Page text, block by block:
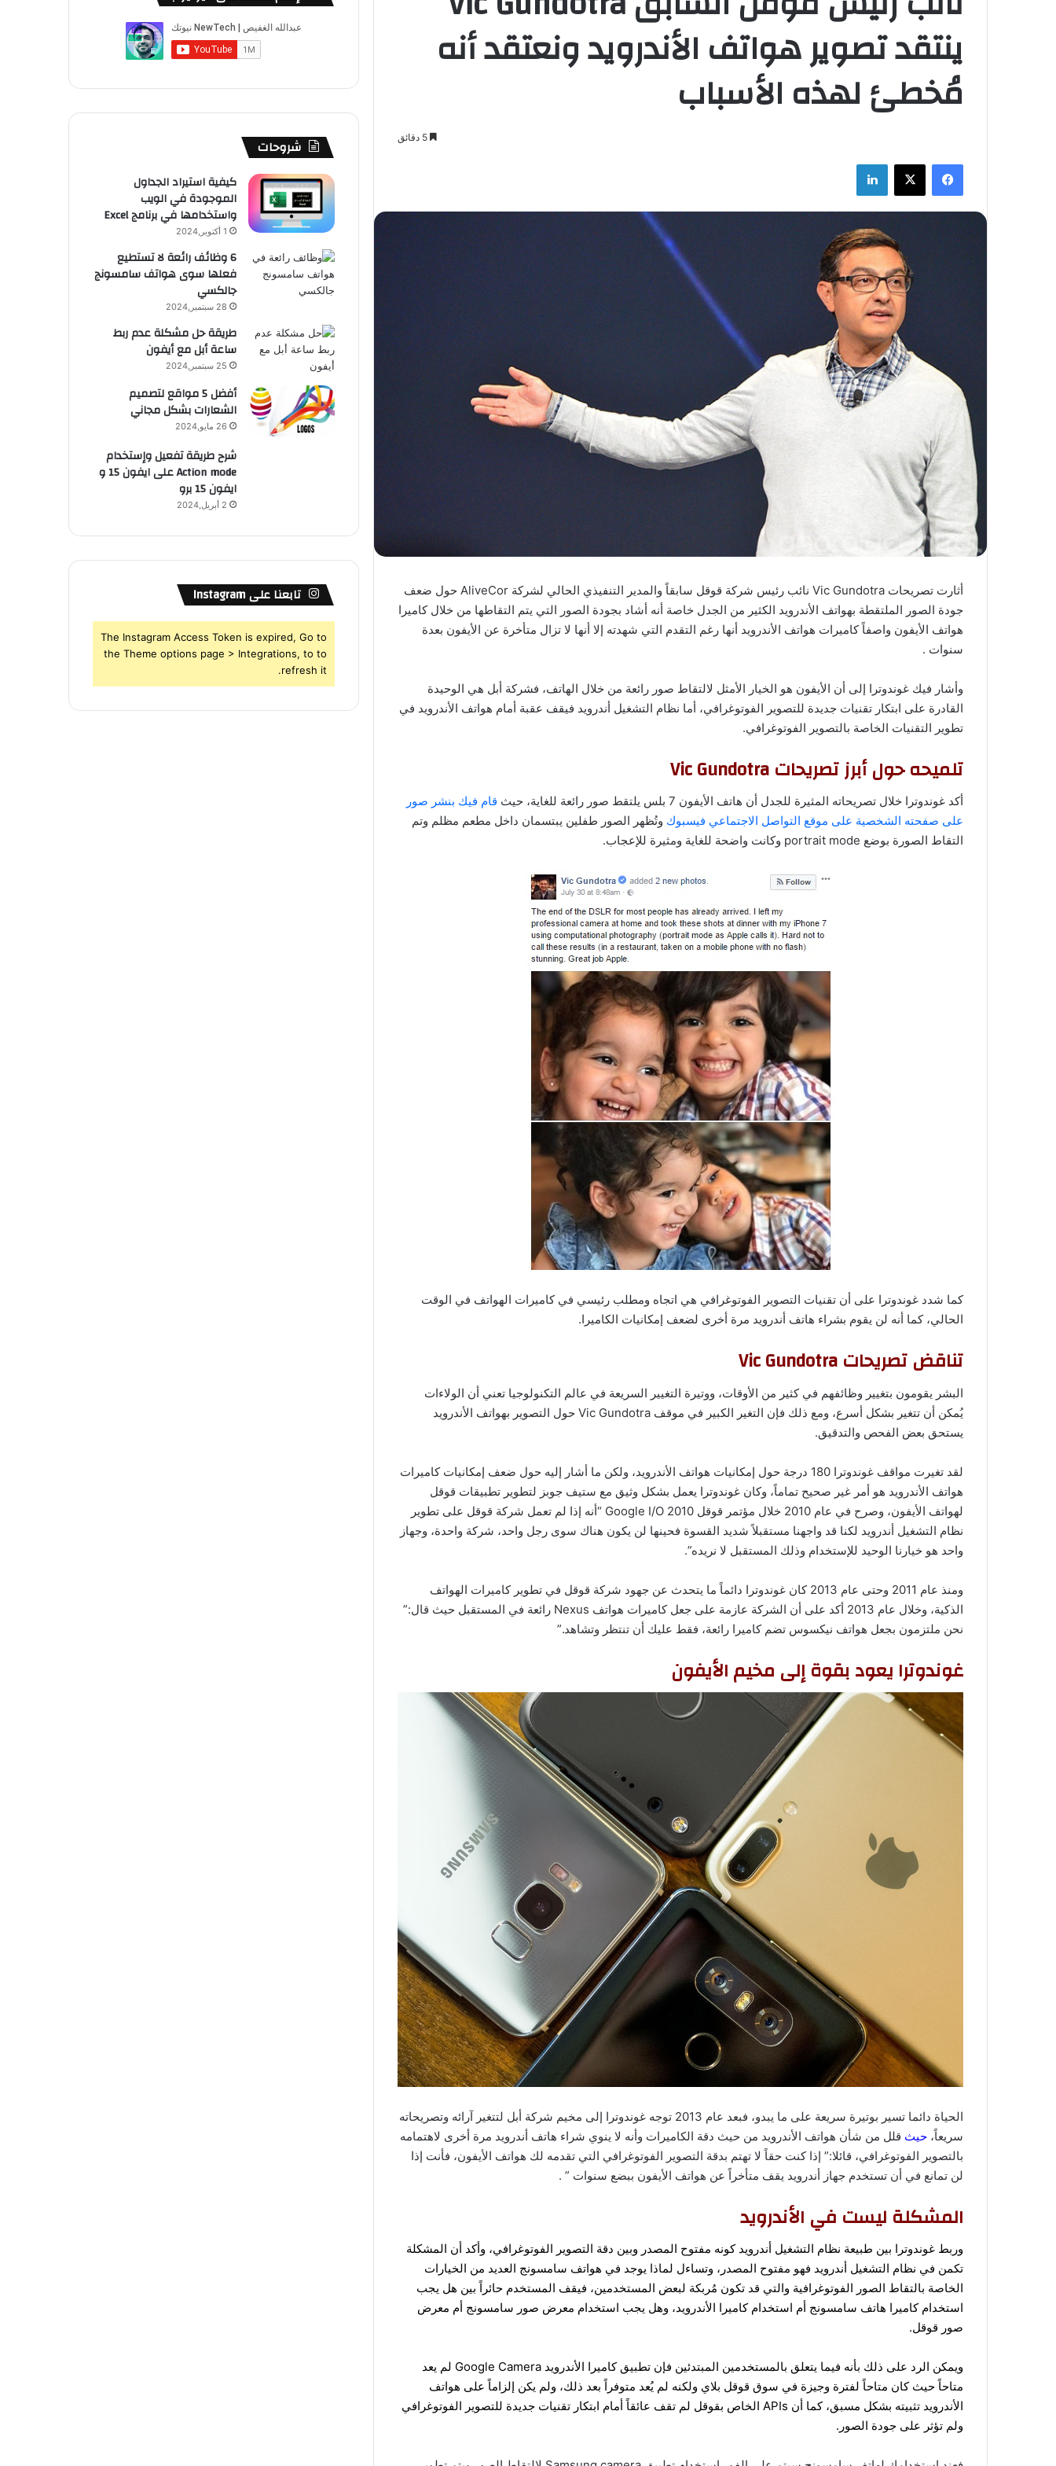
ينتقد تصوير هواتف الأندرويد ونعتقد أنه
مُخطئ لهذه الأسباب
فيسبوك
أثارت تصريحات Vic Gundotra نائب رئيس شركة قوقل سابقاً والمدير التنفيذي الحالي لشركة AliveCor حول ضعف
جودة الصور الملتقطة بهواتف الأندرويد الكثير من الجدل خاصة أنه أشاد بجودة الصور التي يتم التقاطها من خلال كاميرا
هواتف الأيفون واصفاً كاميرات هواتف الأندرويد أنها رغم التقدم التي شهدته إلا أنها لا تزال متأخرة عن الأيفون بعدة
سنوات .
وأشار فيك غوندوترا إلى أن الأيفون هو الخيار الأمثل لالتقاط صور رائعة من خلال الهاتف، فشركة أبل هي الوحيدة
القادرة على ابتكار تقنيات جديدة للتصوير الفوتوغرافي، أما نظام التشغيل أندرويد فيقف عقبة أمام هواتف الأندرويد في
تطوير التقنيات الخاصة بالتصوير الفوتوغرافي.
تلميحه حول أبرز تصريحات Vic Gundotra
أكد غوندوترا خلال تصريحاته المثيرة للجدل أن هاتف الأيفون 7 بلس يلتقط صور رائعة للغاية، حيث
قام فيك بنشر صور
على صفحته الشخصية على موقع التواصل الاجتماعي فيسبوك وتُظهر الصور طفلين يبتسمان داخل مطعم مظلم وتم
التقاط الصورة بوضع portrait mode وكانت واضحة للغاية ومثيرة للإعجاب.
كما شدد غوندوترا على أن تقنيات التصوير الفوتوغرافي هي اتجاه ومطلب رئيسي في كاميرات الهواتف في الوقت
الحالي، كما أنه لن يقوم بشراء هاتف أندرويد مرة أخرى لضعف إمكانيات الكاميرا.
تناقض تصريحات Vic Gundotra
البشر يقومون بتغيير وظائفهم في كثير من الأوقات، ووتيرة التغيير السريعة في عالم التكنولوجيا تعني أن الولاءات
يُمكن أن تتغير بشكل أسرع، ومع ذلك فإن التغير الكبير في موقف Vic Gundotra حول التصوير بهواتف الأندرويد
يستحق بعض الفحص والتدقيق.
لقد تغيرت مواقف غوندوترا 180 درجة حول إمكانيات هواتف الأندرويد، ولكن ما أشار إليه حول ضعف إمكانيات كاميرات
هواتف الأندرويد هو أمر غير صحيح تماماً، وكان غوندوترا يعمل بشكل وثيق مع ستيف جوبز لتطوير تطبيقات قوقل
لهواتف الأيفون، وصرح في عام 2010 خلال مؤتمر قوقل Google I/O 2010 “أنه إذا لم تعمل شركة قوقل على تطوير
نظام التشغيل أندرويد لكنا قد واجهنا مستقبلاً شديد القسوة فحينها لن يكون هناك سوى رجل واحد، شركة واحدة، وجهاز
واحد هو خيارنا الوحيد للإستخدام وذلك المستقبل لا نريده”.
ومنذ عام 2011 وحتى عام 2013 كان غوندوترا دائماً ما يتحدث عن جهود شركة قوقل في تطوير كاميرات الهواتف
الذكية، وخلال عام 2013 أكد على أن الشركة عازمة على جعل كاميرات هواتف Nexus رائعة في المستقبل حيث قال:”
نحن ملتزمون بجعل هواتف نيكسوس تضم كاميرا رائعة، فقط عليك أن تنتظر وتشاهد.”
غوندوترا يعود بقوة إلى مخيم الأيفون
الحياة دائما تسير بوتيرة سريعة على ما يبدو، فبعد عام 2013 توجه غوندوترا إلى مخيم شركة أبل لتتغير آرائه وتصريحاته
سريعاً، حيث قلل من شأن هواتف الأندرويد من حيث دقة الكاميرات وأنه لا ينوي شراء هاتف أندرويد مرة أخرى لاهتمامه
بالتصوير الفوتوغرافي، قائلا:” إذا كنت حقاً لا تهتم بدقة التصوير الفوتوغرافي التي تقدمه لك هواتف الأيفون، فأنت إذا
لن تمانع في أن تستخدم جهاز أندرويد يقف متأخراً عن هواتف الأيفون ببضع سنوات ” .
المشكلة ليست في الأندرويد
وربط غوندوترا بين طبيعة نظام التشغيل أندرويد كونه مفتوح المصدر وبين دقة التصوير الفوتوغرافي، وأكد أن المشكلة
تكمن في نظام التشغيل أندرويد فهو مفتوح المصدر، وتساءل لماذا يوجد في هواتف سامسونج العديد من الخيارات
الخاصة بالتقاط الصور الفوتوغرافية والتي قد تكون مُربكة لبعض المستخدمين، فيقف المستخدم حائراً بين هل يجب
استخدام كاميرا هاتف سامسونج أم استخدام كاميرا الأندرويد، وهل يجب استخدام معرض صور سامسونج أم معرض
صور قوقل.
ويمكن الرد على ذلك بأنه فيما يتعلق بالمستخدمين المبتدئين فإن تطبيق كاميرا الأندرويد Google Camera لم يعد
متاحاً حيث كان متاحاً لفترة وجيزة في سوق قوقل بلاي ولكنه لم يُعد متوفراً بعد ذلك، ولم يكن إلزاماً على هواتف
الأندرويد تثبيته بشكل مسبق، كما أن APIs الخاص بقوقل لم تقف عائقاً أمام ابتكار تقنيات جديدة للتصوير الفوتوغرافي
ولم تؤثر على جودة الصور.
T
e
ق
ت
ر
S
شروحات
كيفية استيراد الجداول
الموجودة في الويب
واستخدامها في برنامج Excel
1 أكتوبر,2024
6 وظائف رائعة لا تستطيع
فعلها سوى هواتف سامسونج
جالكسي
28 سبتمبر,2024
طريقة حل مشكلة عدم ربط
ساعة أبل مع أيفون
25 سبتمبر,2024
أفضل 5 مواقع لتصميم
الشعارات بشكل مجاني
26 مايو,2024
شرح طريقة تفعيل وإستخدام
Action mode على ايفون 15 و
ايفون 15 برو
2 أبريل,2024
تابعنا على Instagram
The Instagram Access Token is expired, Go to
the Theme options page > Integrations, to to
refresh it.